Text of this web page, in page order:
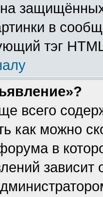
в
тэг
всего
как можно
в
зависит